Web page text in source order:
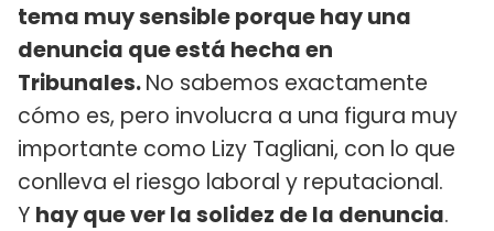
tema muy sensible porque hay una
denuncia que está hecha en
Tribunales.No sabemos exactamente
cómo es, pero involucra a una figura muy
importante como Lizy Tagliani, con lo que
conlleva el riesgo laboral y reputacional.
Y hay que ver la solidez de la denuncia.